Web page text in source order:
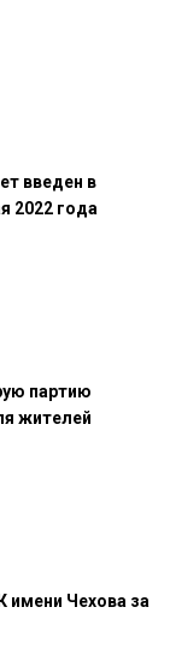
введен в
2022 года
партию
жителей
имени Чехова за